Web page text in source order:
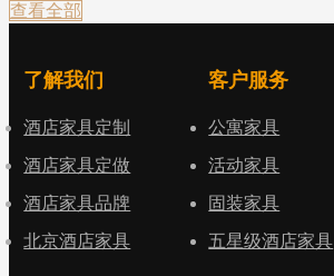
查看全部
了解我们
酒店家具定制
酒店家具定做
酒店家具品牌
北京酒店家具
客户服务
公寓家具
活动家具
固装家具
五星级酒店家具